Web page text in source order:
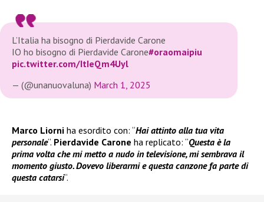
L’Italia ha bisogno di Pierdavide Carone
IO ho bisogno di Pierdavide Carone#oraomaipiu
pic.twitter.com/ItIeQm4Uyl
— (@unanuovaluna) March 1, 2025
Marco Liorni ha esordito con: “Hai attinto alla tua vita
personale“. Pierdavide Carone ha replicato: “Questa è la
prima volta che mi metto a nudo in televisione, mi sembrava il
momento giusto. Dovevo liberarmi e questa canzone fa parte di
questa catarsi“.